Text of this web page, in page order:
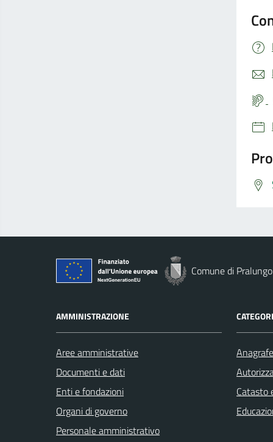
Comune di Pralungo
AMMINISTRAZIONE
Aree amministrative
Documenti e dati
Enti e fondazioni
Organi di governo
Personale amministrativo
Catasto